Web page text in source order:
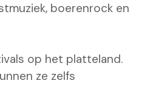
boerenrock en
op het platteland.
ze zelfs